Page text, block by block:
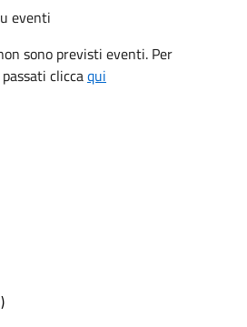
eventi
sono previsti eventi. Per
cliccaqui